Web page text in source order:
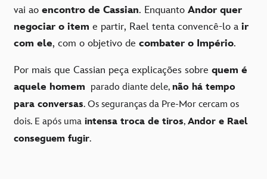
vai ao encontro de Cassian. Enquanto Andor quer
negociar o item e partir, Rael tenta convencê-lo a ir
com ele, com o objetivo de combater o Império.
Por mais que Cassian peça explicações sobre quem é
aquele homem parado diante dele, não há tempo
para conversas. Os seguranças da Pre-Mor cercam os
dois. E após uma intensa troca de tiros, Andor e Rael
conseguem fugir.